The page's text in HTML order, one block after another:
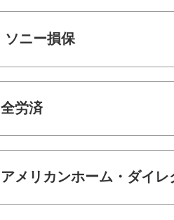
ソニー損保
全労済
アメリカンホーム・ダイレ